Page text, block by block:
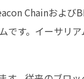
Chainおよび
す。イーサリ